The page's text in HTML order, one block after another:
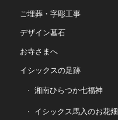
ご埋葬・字彫工事
デザイン墓石
お寺さまへ
イシックスの足跡
湘南ひらつか七福神
イシックス馬入のお花畑